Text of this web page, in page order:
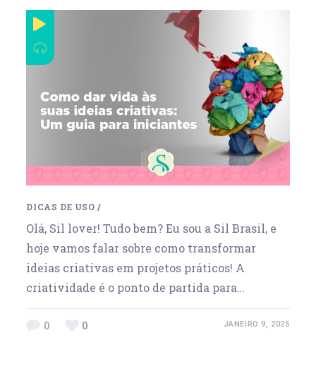
DICAS DE USO /
Olá, Sil lover! Tudo bem? Eu sou a Sil Brasil, e
hoje vamos falar sobre como transformar
ideias criativas em projetos práticos! A
criatividade é o ponto de partida para…
0 0 JANEIRO 9, 2025